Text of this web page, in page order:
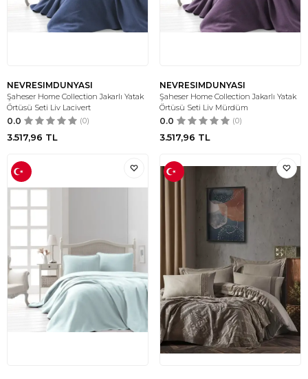
NEVRESIMDUNYASI
Şaheser Home Collection Jakarlı Yatak
Örtüsü Seti Liv Lacivert
0.0 (0)
3.517,96 TL
NEVRESIMDUNYASI
Şaheser Home Collection Jakarlı Yatak
Örtüsü Seti Liv Mürdüm
0.0 (0)
3.517,96 TL